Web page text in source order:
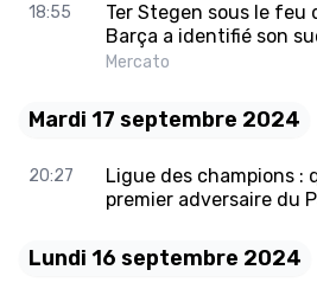
18:55
Ter Stegen sous le feu
Barça a identifié son
Mercato
Mardi 17 septembre 2024
20:27
Ligue des champions :
premier adversaire du
Lundi 16 septembre 2024